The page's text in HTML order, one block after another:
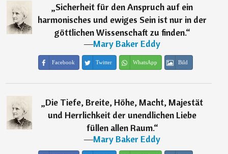
„Sicherheit für den Anspruch auf ein
harmonisches und ewiges Sein ist nur in der
göttlichen Wissenschaft zu finden.“
―Mary Baker Eddy
Facebook Twitter WhatsApp Bild
„Die Tiefe, Breite, Höhe, Macht, Majestät
und Herrlichkeit der unendlichen Liebe
füllen allen Raum.“
―Mary Baker Eddy